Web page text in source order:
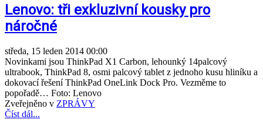
Lenovo: tři exkluzivní kousky pro
náročné
středa, 15 leden 2014 00:00
Novinkami jsou ThinkPad X1 Carbon, lehounký 14palcový
ultrabook, ThinkPad 8, osmi palcový tablet z jednoho kusu hliníku a
dokovací řešení ThinkPad OneLink Dock Pro. Vezměme to
popořadě… Foto: Lenovo
Zveřejněno v ZPRÁVY
Číst dál...